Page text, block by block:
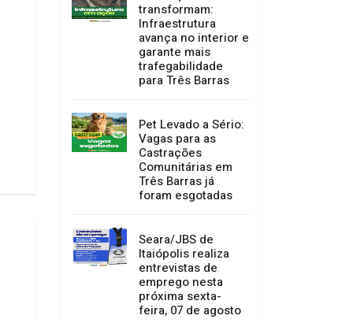
transformam:
Infraestrutura
avança no interior e
garante mais
trafegabilidade
para Três Barras
Pet Levado a Sério:
Vagas para as
Castrações
Comunitárias em
Três Barras já
foram esgotadas
Seara/JBS de
Itaiópolis realiza
entrevistas de
emprego nesta
próxima sexta-
feira, 07 de agosto